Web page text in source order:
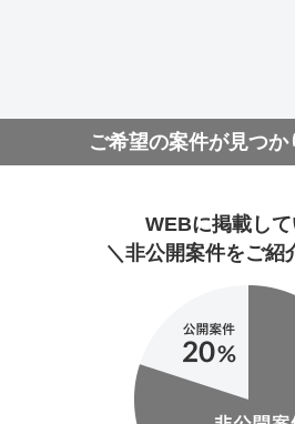
ご希望の案件が見つか
WEBに掲載し
＼非公開案件をご紹